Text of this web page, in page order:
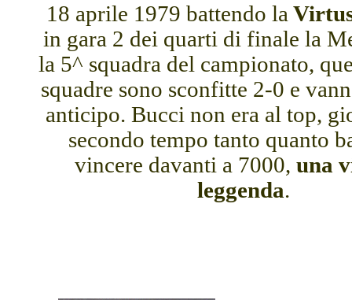
18 aprile 1979 battendo la
in gara 2 dei quarti di finale la
la 5^ squadra del campionato,
squadre sono sconfitte 2-0 e
anticipo. Bucci non era al top,
secondo tempo tanto quanto
vincere davanti a 7000, una
leggenda.